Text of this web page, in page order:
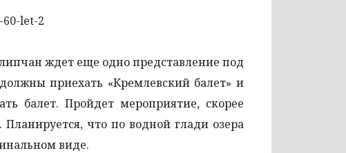
ждет еще одно представление под
приехать «Кремлевский балет» и
балет. Пройдет мероприятие, скорее
что по водной глади озера
виде.